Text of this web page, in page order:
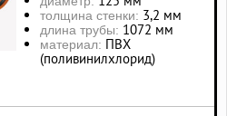
толщина стенки: 3,2 мм
длина трубы: 1072 мм
материал: ПВХ
(поливинилхлорид)